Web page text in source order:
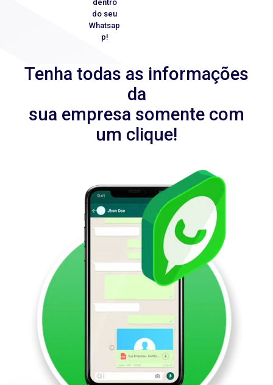
dentro
do seu
Whatsap
p!
Tenha todas as informações
da
sua empresa somente com
um clique!